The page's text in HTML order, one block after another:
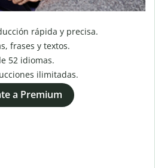
rápida y precisa.
frases y textos.
52 idiomas.
ilimitadas.
a Premium